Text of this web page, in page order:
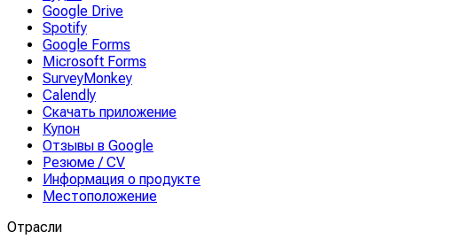
Google Drive
Spotify
Google Forms
Microsoft Forms
SurveyMonkey
Calendly
Скачать приложение
Купон
Отзывы в Google
Резюме / CV
Информация о продукте
Местоположение
Отрасли